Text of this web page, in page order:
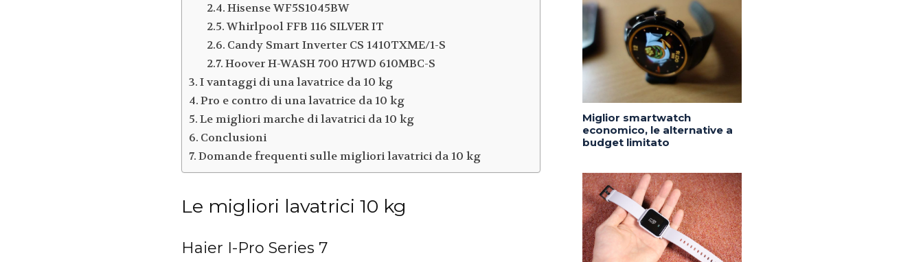
Hisense WF5S1045BW
Whirlpool FFB 116 SILVER IT
Candy Smart Inverter CS 1410TXME/1-S
Hoover H-WASH 700 H7WD 610MBC-S
I vantaggi di una lavatrice da 10 kg
Pro e contro di una lavatrice da 10 kg
Le migliori marche di lavatrici da 10 kg
Conclusioni
Domande frequenti sulle migliori lavatrici da 10 kg
Le migliori lavatrici 10 kg
Haier I-Pro Series 7
Miglior smartwatch
economico, le alternative a
budget limitato